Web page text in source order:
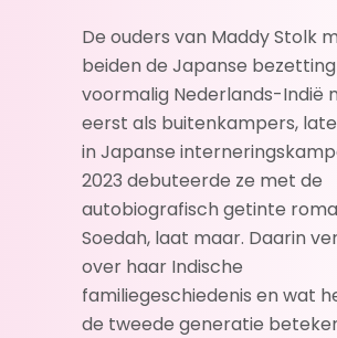
De ouders van Maddy Stolk
beiden de Japanse
voormalig Nederlands-Indië
eerst als buitenkampers,
in Japanse
2023 debuteerde ze met de
autobiografisch getinte
Soedah, laat maar. Daarin
over haar Indische
familiegeschiedenis en wat
de tweede generatie